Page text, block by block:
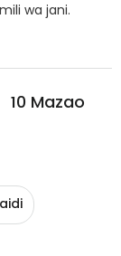
wa jani.
10 Mazao